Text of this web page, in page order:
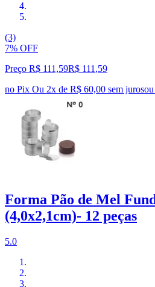
(3)
7% OFF
Preço R$ 111,59R$ 111 ,59
no Pix Ou 2x de R$ 60,00 sem jurosou
Forma Pão de Mel
(4,0x2,1cm)- 12 peças
5.0